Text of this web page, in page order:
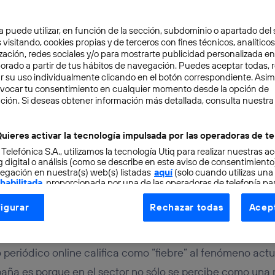
EVENTOS 6 min
máximo tu
online califica como “fiebre” al fenómeno
es porque en el sector no sólo se percibe como una
puede utilizar, en función de la sección, subdominio o apartado del
visitando, cookies propias y de terceros con fines técnicos,
redes sociales y/o para mostrarte publicidad personalizada
a partir de tus hábitos de navegación. Puedes aceptar todas,
su uso individualmente clicando en el botón correspondiente.
tu consentimiento en cualquier momento desde la opción de
Si deseas obtener información más detallada, consulta nuestra
activar la tecnología impulsada por las operadoras de
S.A., utilizamos la tecnología Utiq para realizar nuestras
digital o análisis (como se describe en este aviso de
en nuestra(s) web(s) listadas aquí(solo cuando utilizas una
, proporcionada por una de las operadoras de telefonía
consentimiento en cada página web).
Utiq está diseñada con la privacidad como prioridad
dirección IP y otra información de la cuenta de cliente de
a la conexión que utilizas (p. ej., número de teléfono móvil).
Rechazar todas